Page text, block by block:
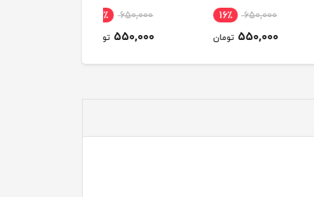
650,000 16٪
550,000 تومان
650,000 16٪
550,000 تومان